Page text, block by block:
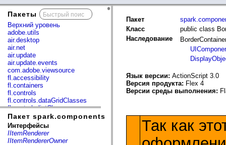
Пакеты
Верхний уровень
adobe.utils
air.desktop
air.net
air.update
air.update.events
com.adobe.viewsource
fl.accessibility
fl.containers
fl.controls
fl.controls.dataGridClasses
fl.controls.listClasses
fl.controls.progressBarClasses
fl.core
fl.data
fl.display
Пакет spark.components
Интерфейсы
IItemRenderer
IItemRendererOwner
Пакет
Класс
public class
Наследование
Язык версии: ActionScript 3.0
Версия продукта: Flex 4
Версии среды выполнения:
Так как